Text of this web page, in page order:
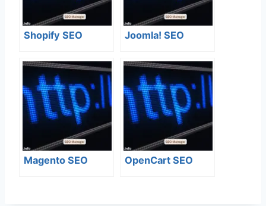
Shopify SEO Joomla! SEO
Magento SEO OpenCart SEO